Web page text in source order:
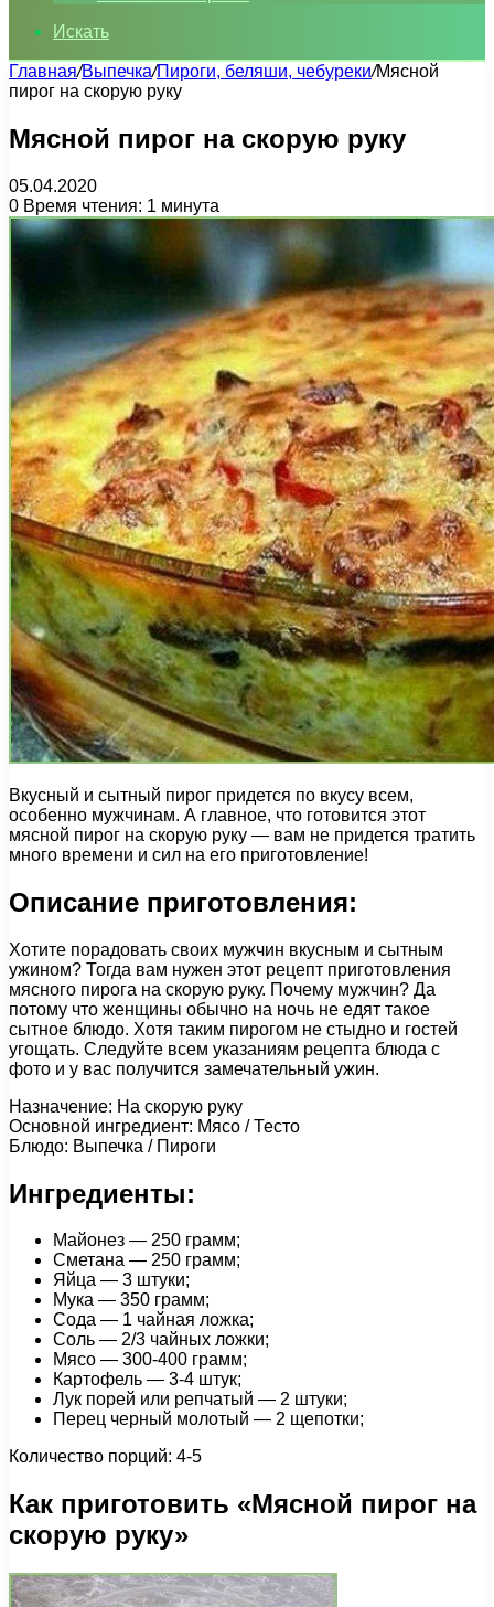
Искать
Главная/Выпечка/Пироги, беляши, чебуреки/Мясной
пирог на скорую руку
Мясной пирог на скорую руку
05.04.2020
0 Время чтения: 1 минута
Вкусный и сытный пирог придется по вкусу всем,
особенно мужчинам. А главное, что готовится этот
мясной пирог на скорую руку — вам не придется тратить
много времени и сил на его приготовление!
Описание приготовления:
Хотите порадовать своих мужчин вкусным и сытным
ужином? Тогда вам нужен этот рецепт приготовления
мясного пирога на скорую руку. Почему мужчин? Да
потому что женщины обычно на ночь не едят такое
сытное блюдо. Хотя таким пирогом не стыдно и гостей
угощать. Следуйте всем указаниям рецепта блюда с
фото и у вас получится замечательный ужин.
Назначение: На скорую руку
Основной ингредиент: Мясо / Тесто
Блюдо: Выпечка / Пироги
Ингредиенты:
Майонез — 250 грамм;
Сметана — 250 грамм;
Яйца — 3 штуки;
Мука — 350 грамм;
Сода — 1 чайная ложка;
Соль — 2/3 чайных ложки;
Мясо — 300-400 грамм;
Картофель — 3-4 штук;
Лук порей или репчатый — 2 штуки;
Перец черный молотый — 2 щепотки;
Количество порций: 4-5
Как приготовить «Мясной пирог на
скорую руку»